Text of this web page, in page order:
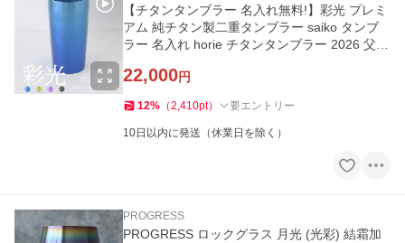
【チタンタンブラー 名入れ無料!】彩光 プレミ
アム 純チタン製二重タンブラー saiko タンブ
ラー 名入れ horie チタンタンブラー 2026 父の
22,000円
12% （2,410pt） 要エントリー
10日以内に発送（休業日を除く）
PROGRESS
PROGRESS ロックグラス 月光 (光彩) 結霜加